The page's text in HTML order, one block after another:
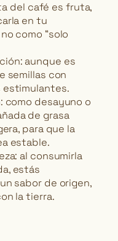
del café es fruta,
en tu
como “solo
aunque es
semillas con
estimulantes.
como desayuno o
de grasa
para que la
estable.
al consumirla
estás
sabor de origen,
la tierra.